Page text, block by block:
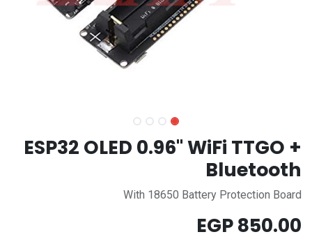
ESP32 OLED 0.96" WiFi TTGO +
Bluetooth
With 18650 Battery Protection Board
850.00